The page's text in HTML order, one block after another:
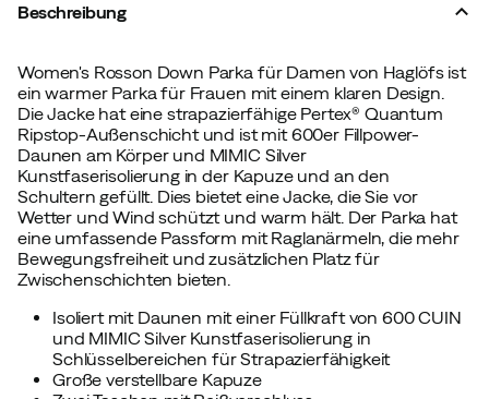
Beschreibung
Women's Rosson Down Parka für Damen von Haglöfs ist
ein warmer Parka für Frauen mit einem klaren Design.
Die Jacke hat eine strapazierfähige Pertex® Quantum
Ripstop-Außenschicht und ist mit 600er Fillpower-
Daunen am Körper und MIMIC Silver
Kunstfaserisolierung in der Kapuze und an den
Schultern gefüllt. Dies bietet eine Jacke, die Sie vor
Wetter und Wind schützt und warm hält. Der Parka hat
eine umfassende Passform mit Raglanärmeln, die mehr
Bewegungsfreiheit und zusätzlichen Platz für
Zwischenschichten bieten.
Isoliert mit Daunen mit einer Füllkraft von 600 CUIN
und MIMIC Silver Kunstfaserisolierung in
Schlüsselbereichen für Strapazierfähigkeit
Große verstellbare Kapuze